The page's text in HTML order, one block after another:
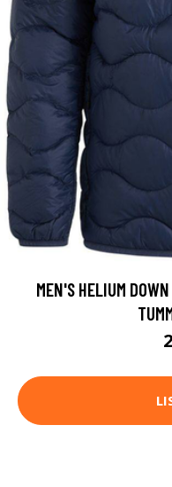
MEN'S HELIUM